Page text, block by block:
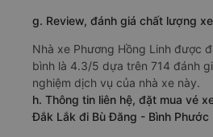
g. Review, đánh giá chất lượng
Nhà xe Phương Hồng Linh được
bình là 4.3/5 dựa trên 714 đánh
nghiệm dịch vụ của nhà xe này.
h. Thông tin liên hệ, đặt mua vé
Đắk Lắk đi Bù Đăng - Bình Phước